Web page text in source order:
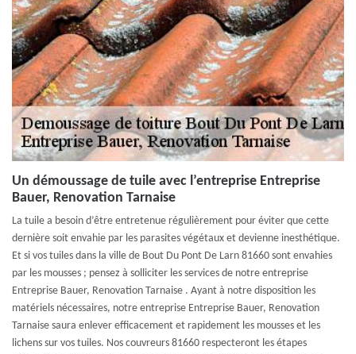
Un démoussage de tuile avec l’entreprise Entreprise
Bauer, Renovation Tarnaise
La tuile a besoin d’être entretenue régulièrement pour éviter que cette
dernière soit envahie par les parasites végétaux et devienne inesthétique.
Et si vos tuiles dans la ville de Bout Du Pont De Larn 81660 sont envahies
par les mousses ; pensez à solliciter les services de notre entreprise
Entreprise Bauer, Renovation Tarnaise . Ayant à notre disposition les
matériels nécessaires, notre entreprise Entreprise Bauer, Renovation
Tarnaise saura enlever efficacement et rapidement les mousses et les
lichens sur vos tuiles. Nos couvreurs 81660 respecteront les étapes